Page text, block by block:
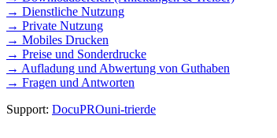
→ Dienstliche Nutzung
→ Private Nutzung
→ Mobiles Drucken
→ Preise und Sonderdrucke
→ Aufladung und Abwertung von Guthaben
→ Fragen und Antworten
Support: DocuPROuni-trierde